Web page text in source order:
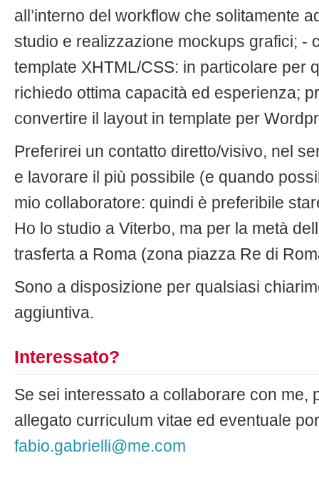
all’interno del workflow che solitamente
studio e realizzazione mockups grafici; -
template XHTML/CSS: in particolare per
richiedo ottima capacità ed esperienza;
convertire il layout in template per
Preferirei un contatto diretto/visivo, nel
e lavorare il più possibile (e quando
mio collaboratore: quindi è preferibile
Ho lo studio a Viterbo, ma per la metà
trasferta a Roma (zona piazza Re di
Sono a disposizione per qualsiasi
aggiuntiva.
Interessato?
Se sei interessato a collaborare con me,
allegato curriculum vitae ed eventuale
fabio.gabrielli@me.com